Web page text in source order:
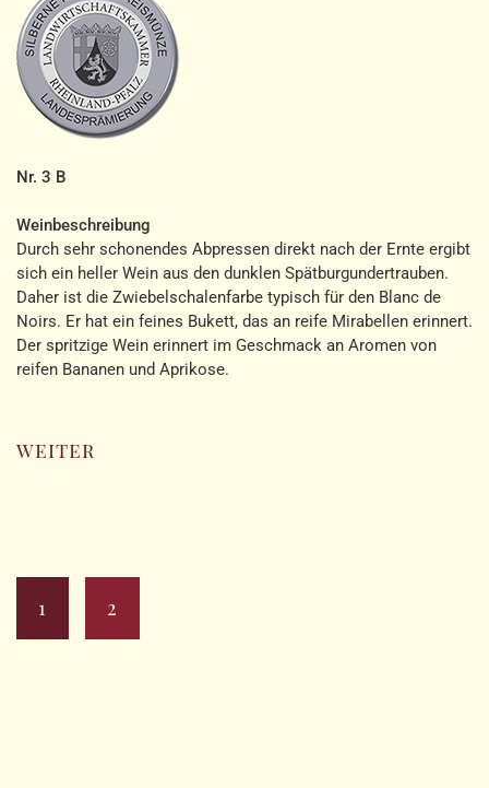
Nr. 3 B
Weinbeschreibung
Durch sehr schonendes Abpressen direkt nach der Ernte ergibt
sich ein heller Wein aus den dunklen Spätburgundertrauben.
Daher ist die Zwiebelschalenfarbe typisch für den Blanc de
Noirs. Er hat ein feines Bukett, das an reife Mirabellen erinnert.
Der spritzige Wein erinnert im Geschmack an Aromen von
reifen Bananen und Aprikose.
weiter
1 2